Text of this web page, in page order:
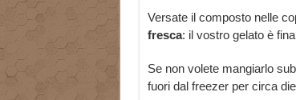
Versate il composto nelle
fresca: il vostro gelato è
Se non volete mangiarlo
fuori dal freezer per circa